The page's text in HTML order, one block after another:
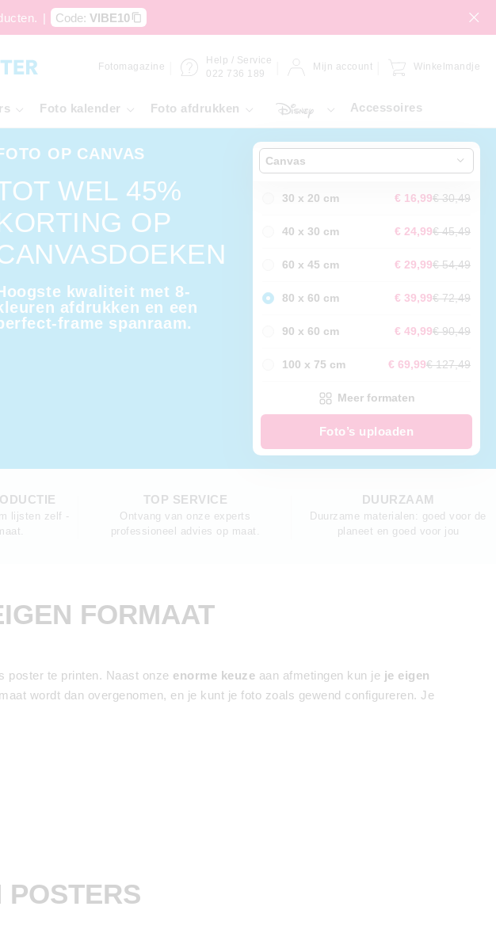
| Code:VIBE10
Fotomagazine
Help / Service
022 736 189
Mijn account Winkelmandje
Foto kalender Foto afdrukken Accessoires
OP CANVAS
WEL 45%
OP
kwaliteit met 8-
afdrukken en een
frame spanraam.
lijsten zelf -
TOP SERVICE
Ontvang van onze experts
professioneel advies op maat.
DUURZAAM
Duurzame materialen: goed voor de
planeet en goed voor jou
Canvas
30 x 20 cm € 16,99€ 30,49
40 x 30 cm € 24,99€ 45,49
60 x 45 cm € 29,99€ 54,49
80 x 60 cm € 39,99€ 72,49
90 x 60 cm € 49,99€ 90,49
100 x 75 cm € 69,99€ 127,49
Meer formaten
Foto’s uploaden
FORMAAT
poster te printen. Naast onze enorme keuze aan afmetingen kun je je eigen
wordt dan overgenomen, en je kunt je foto zoals gewend configureren. Je
POSTERS